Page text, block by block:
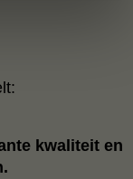
kwaliteit en